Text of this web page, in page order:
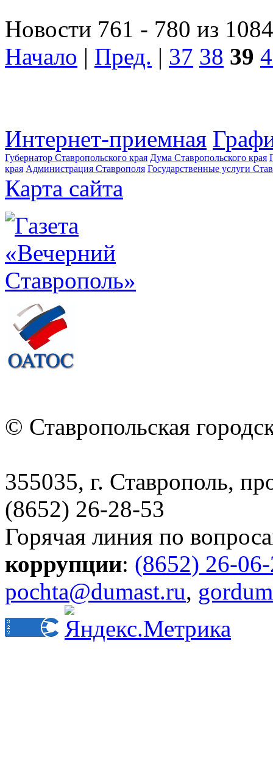
Новости 761 - 780 из 1084
Начало | Пред. | 37 38 39
Интернет-приемная
Губернатор Ставропольского края Дума Ставропольского края
края Администрация Ставрополя Государственные услуги
Карта сайта
© Ставропольская
355035, г. Ставрополь,
(8652) 26-28-53
Горячая линия по
коррупции: (8652) 26-
pochta@dumast.ru,